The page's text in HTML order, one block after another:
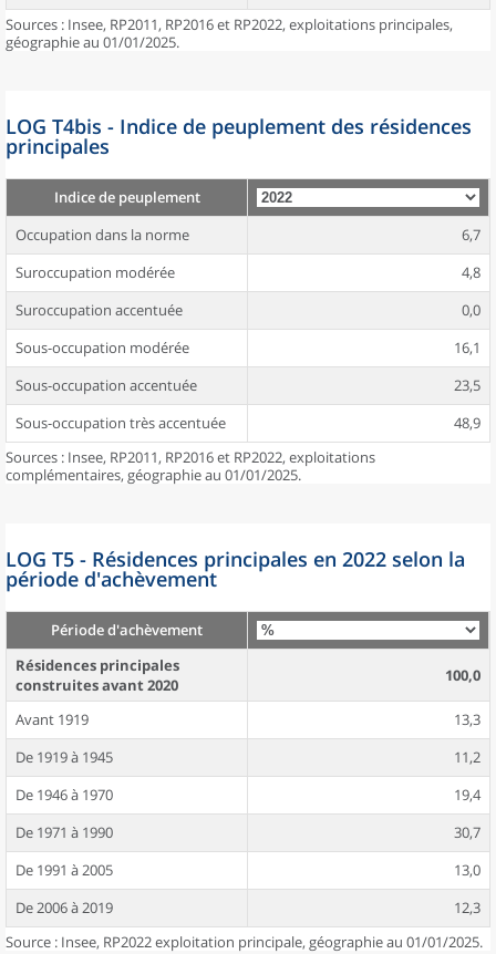
Sources : Insee, RP2011, RP2016 et RP2022, exploitations principales,
géographie au 01/01/2025.
LOG T4bis - Indice de peuplement des résidences
principales
Indice de peuplement
Occupation dans la norme
6,7
Suroccupation modérée
4,8
Suroccupation accentuée
0,0
Sous-occupation modérée
16,1
Sous-occupation accentuée
23,5
Sous-occupation très accentuée
48,9
Sources : Insee, RP2011, RP2016 et RP2022, exploitations
complémentaires, géographie au 01/01/2025.
LOG T5 - Résidences principales en 2022 selon la
période d'achèvement
Période d'achèvement
Résidences principales
construites avant 2020
100,0
Avant 1919
13,3
De 1919 à 1945
11,2
De 1946 à 1970
19,4
De 1971 à 1990
30,7
De 1991 à 2005
13,0
De 2006 à 2019
12,3
Source : Insee, RP2022 exploitation principale, géographie au 01/01/2025.